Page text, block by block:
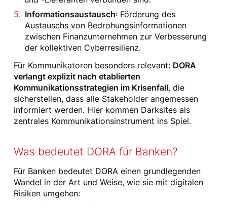
Informationsaustausch: Förderung des
Austauschs von Bedrohungsinformationen
zwischen Finanzunternehmen zur Verbesserung
der kollektiven Cyberresilienz.
Für Kommunikatoren besonders relevant: DORA
verlangt explizit nach etablierten
Kommunikationsstrategien im Krisenfall, die
sicherstellen, dass alle Stakeholder angemessen
informiert werden. Hier kommen Darksites als
zentrales Kommunikationsinstrument ins Spiel.
Was bedeutet DORA für Banken?
Für Banken bedeutet DORA einen grundlegenden
Wandel in der Art und Weise, wie sie mit digitalen
Risiken umgehen: